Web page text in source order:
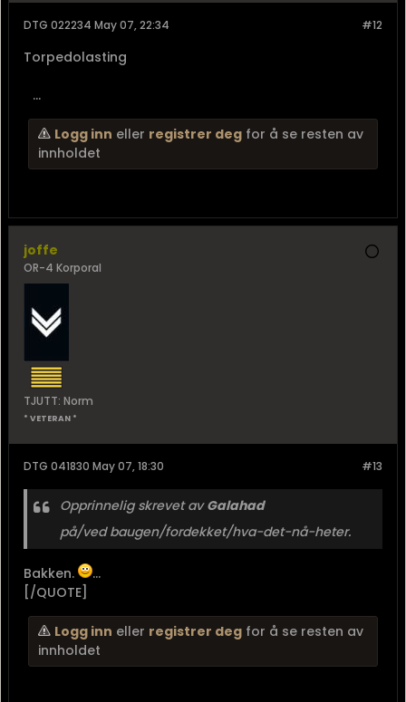
#12
DTG 022234 May 07, 22:34
Torpedolasting
...
Logg inn eller registrer deg for å se resten av
innholdet
joffe
OR-4 Korporal
TJUTT: Norm
* VETERAN *
#13
DTG 041830 May 07, 18:30
Opprinnelig skrevet avGalahad
på/ved baugen/fordekket/hva-det-nå-heter.
Bakken.
...
[/QUOTE]
Logg inn eller registrer deg for å se resten av
innholdet